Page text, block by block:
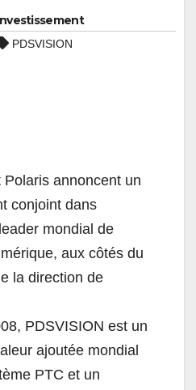
PDSVISION
Polaris annoncent un
conjoint dans
mondial de
aux côtés du
la direction de
PDSVISION est un
ajoutée mondial
PTC et un